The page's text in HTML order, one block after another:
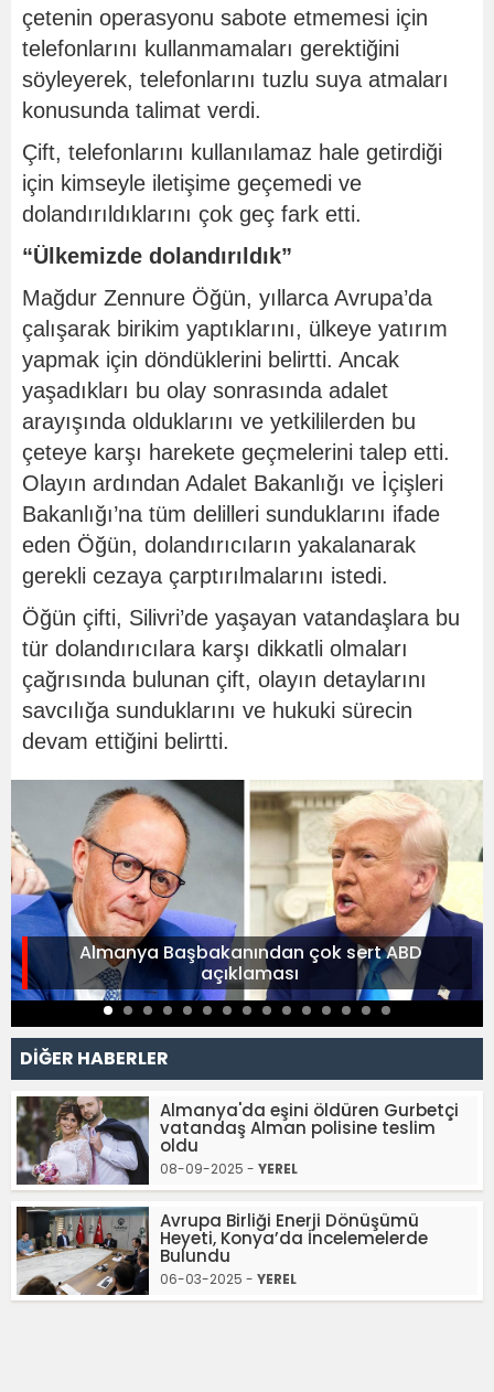
çetenin operasyonu sabote etmemesi için
telefonlarını kullanmamaları gerektiğini
söyleyerek, telefonlarını tuzlu suya atmaları
konusunda talimat verdi.
Çift, telefonlarını kullanılamaz hale getirdiği
için kimseyle iletişime geçemedi ve
dolandırıldıklarını çok geç fark etti.
“Ülkemizde dolandırıldık”
Mağdur Zennure Öğün, yıllarca Avrupa’da
çalışarak birikim yaptıklarını, ülkeye yatırım
yapmak için döndüklerini belirtti. Ancak
yaşadıkları bu olay sonrasında adalet
arayışında olduklarını ve yetkililerden bu
çeteye karşı harekete geçmelerini talep etti.
Olayın ardından Adalet Bakanlığı ve İçişleri
Bakanlığı’na tüm delilleri sunduklarını ifade
eden Öğün, dolandırıcıların yakalanarak
gerekli cezaya çarptırılmalarını istedi.
Öğün çifti, Silivri’de yaşayan vatandaşlara bu
tür dolandırıcılara karşı dikkatli olmaları
çağrısında bulunan çift, olayın detaylarını
savcılığa sunduklarını ve hukuki sürecin
devam ettiğini belirtti.
Almanya Başbakanından çok sert ABD
açıklaması
DİĞER HABERLER
Almanya'da eşini öldüren Gurbetçi
vatandaş Alman polisine teslim
oldu
08-09-2025 - YEREL
Avrupa Birliği Enerji Dönüşümü
Heyeti, Konya’da İncelemelerde
Bulundu
06-03-2025 - YEREL